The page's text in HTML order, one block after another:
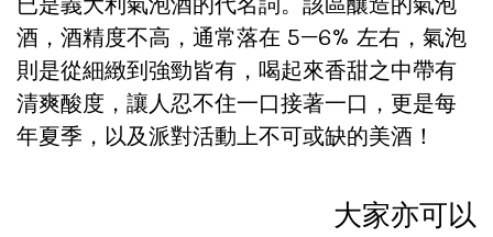
酒，酒精度不高，通常落在 5–6% 左右，氣泡
則是從細緻到強勁皆有，喝起來香甜之中帶有
清爽酸度，讓人忍不住一口接著一口，更是每
年夏季，以及派對活動上不可或缺的美酒！
大家亦可以